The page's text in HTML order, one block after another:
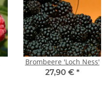
Brombeere 'Loch Ness'
27,90 € *